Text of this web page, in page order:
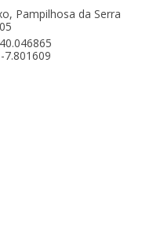
Pampilhosa da Serra
40.046865
-7.801609